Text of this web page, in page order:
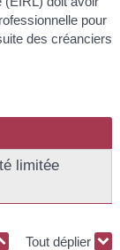
pour
des créanciers
limitée
Tout déplier